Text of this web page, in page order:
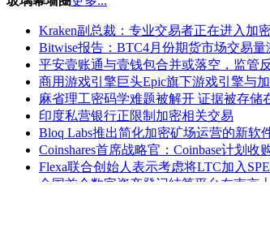
Kraken副总裁：专业交易者正在进入加
Bitwise报告：BTC4月份期货市场交易
平安壹账通与壹钱包合并或落空，监管
商用游戏引擎巨头Epic旗下游戏引擎与
麻省理工密码学难题被解开 证据被存储
印度私营银行正限制加密相关交易
Bloq Labs推出简化加密矿场运营的新软
Coinshares首席战略官：Coinbase计划
Flexa联合创始人表示考虑将LTC加入
全国首个数字资产登记结算平台在南京